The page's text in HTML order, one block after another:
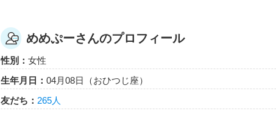
めめぷーさんのプロフィール
性別： 女性
生年月日： 04月08日（おひつじ座）
友だち： 265人